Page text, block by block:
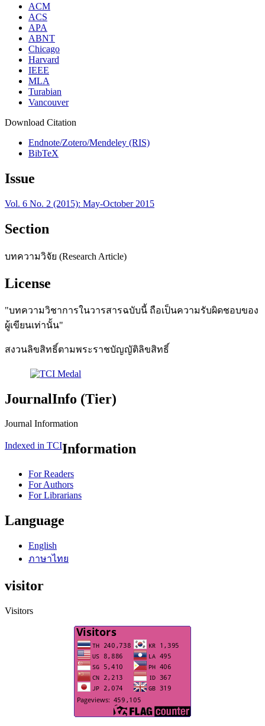
ACM
ACS
APA
ABNT
Chicago
Harvard
IEEE
MLA
Turabian
Vancouver
Download Citation
Endnote/Zotero/Mendeley (RIS)
BibTeX
Issue
Vol. 6 No. 2 (2015): May-October 2015
Section
บทความวิจัย (Research Article)
License
"บทความวิชาการในวารสารฉบับนี้ ถือเป็นความรับผิดชอบของ
ผู้เขียนเท่านั้น"
สงวนลิขสิทธิ์ตามพระราชบัญญัติลิขสิทธิ์
JournalInfo (Tier)
Journal Information
Indexed in TCIInformation
For Readers
For Authors
For Librarians
Language
English
ภาษาไทย
visitor
Visitors